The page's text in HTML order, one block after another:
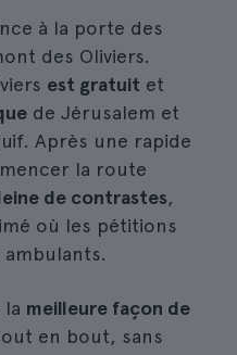
à la porte des
des Oliviers.
est gratuit et
de Jérusalem et
Après une rapide
la route
de contrastes,
où les pétitions
meilleure façon de
en bout, sans